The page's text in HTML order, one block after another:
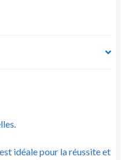
idéale pour la réussite et